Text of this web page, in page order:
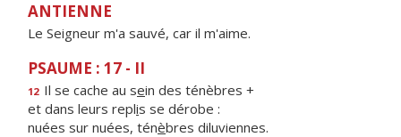
ANTIENNE
Le Seigneur m'a sauvé, car il m'aime.
PSAUME : 17 - II
12 Il se cache au sein des ténèbres +
et dans leurs replis se dérobe :
nuées sur nuées, ténèbres diluviennes.